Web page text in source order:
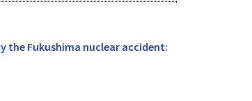
the Fukushima nuclear accident: